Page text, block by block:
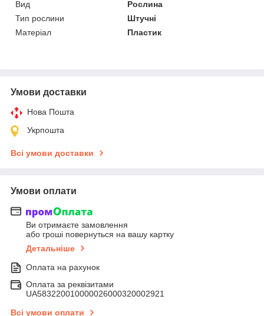
Вид
Рослина
Тип рослини
Штучні
Матеріал
Пластик
Умови доставки
Нова Пошта
Укрпошта
Всі умови доставки
Умови оплати
Ви отримаєте замовлення
або гроші повернуться на вашу картку
Детальніше
Оплата на рахунок
Оплата за реквізитами
UA583220010000026000320002921
Всі умови оплати